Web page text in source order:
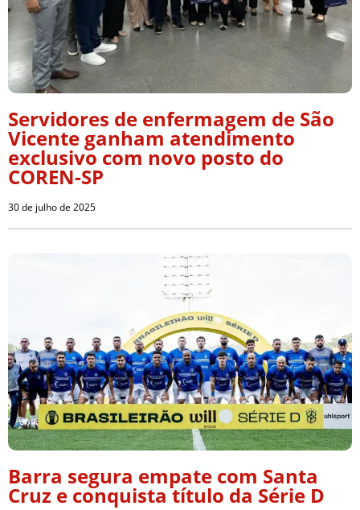
Servidores de enfermagem de São
Vicente ganham atendimento
exclusivo com novo posto do
COREN-SP
30 de julho de 2025
Barra segura empate com Santa
Cruz e conquista título da Série D